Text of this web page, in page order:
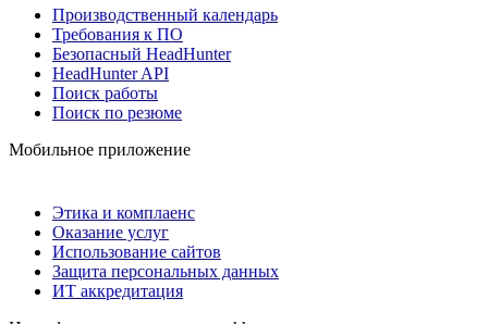
Производственный календарь
Требования к ПО
Безопасный HeadHunter
HeadHunter API
Поиск работы
Поиск по резюме
Мобильное приложение
Этика и комплаенс
Оказание услуг
Использование сайтов
Защита персональных данных
ИТ аккредитация